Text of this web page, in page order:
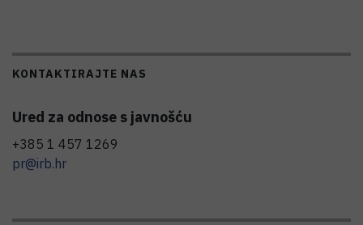
KONTAKTIRAJTE NAS
Ured za odnose s javnošću
+385 1 457 1269
pr@irb.hr